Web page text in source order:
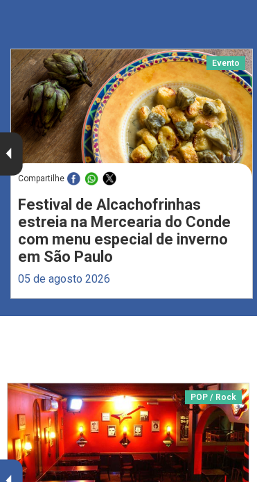
Evento
Compartilhe
Festival de Alcachofrinhas
estreia na Mercearia do Conde
com menu especial de inverno
em São Paulo
05 de agosto 2026
POP / Rock